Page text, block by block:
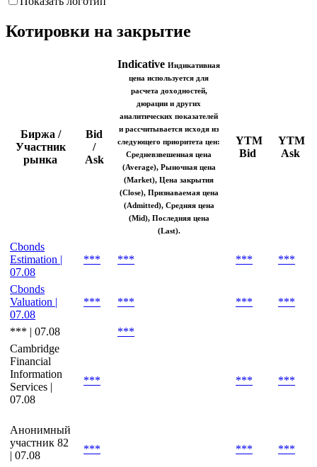
Котировки на закрытие
Биржа /
Участник
рынка
Bid
/
Ask
Indicative Индикативная
цена используется для
расчета доходностей,
дюрации и других
аналитических показателей
и рассчитывается исходя из
следующего приоритета цен:
Средневзвешенная цена
(Average), Рыночная цена
(Market), Цена закрытия
(Close), Признаваемая цена
(Admitted), Средняя цена
(Mid), Последняя цена
(Last).
YTM
Bid
YTM
Ask
Cbonds
Estimation |
07.08
*** *** *** ***
Cbonds
Valuation |
07.08
*** *** *** ***
*** | 07.08
***
Cambridge
Financial
Information
Services |
07.08
*** *** ***
Анонимный
участник 82
| 07.08
*** *** ***